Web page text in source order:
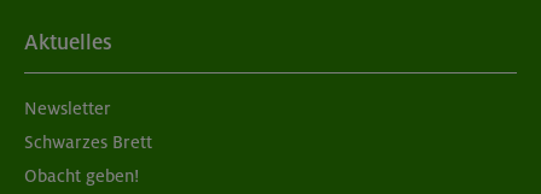
Aktuelles
Newsletter
Schwarzes Brett
Obacht geben!